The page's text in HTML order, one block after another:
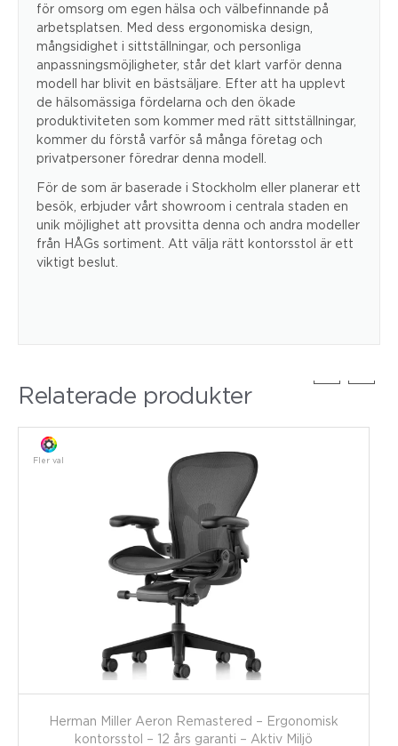
för omsorg om egen hälsa och välbefinnande på
arbetsplatsen. Med dess ergonomiska design,
mångsidighet i sittställningar, och personliga
anpassningsmöjligheter, står det klart varför denna
modell har blivit en bästsäljare. Efter att ha upplevt
de hälsomässiga fördelarna och den ökade
produktiviteten som kommer med rätt sittställningar,
kommer du förstå varför så många företag och
privatpersoner föredrar denna modell.
För de som är baserade i Stockholm eller planerar ett
besök, erbjuder vårt showroom i centrala staden en
unik möjlighet att provsitta denna och andra modeller
från HÅGs sortiment. Att välja rätt kontorsstol är ett
viktigt beslut.
Relaterade produkter
Fler val
Herman Miller Aeron Remastered – Ergonomisk
kontorsstol – 12 års garanti – Aktiv Miljö